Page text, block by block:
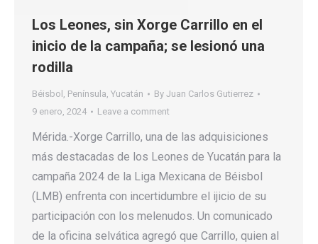
Los Leones, sin Xorge Carrillo en el
inicio de la campaña; se lesionó una
rodilla
Béisbol , Península, Yucatán By Juan Carlos Gutierrez
9 enero, 2024
Leave a comment
Mérida.-Xorge Carrillo, una de las adquisiciones
más destacadas de los Leones de Yucatán para la
campaña 2024 de la Liga Mexicana de Béisbol
(LMB) enfrenta con incertidumbre el ijicio de su
participación con los melenudos. Un comunicado
de la oficina selvática agregó que Carrillo, quien al